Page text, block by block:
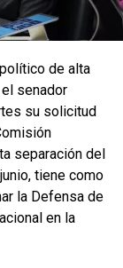
de alta
senador
su solicitud
separación del
tiene como
la Defensa de
en la